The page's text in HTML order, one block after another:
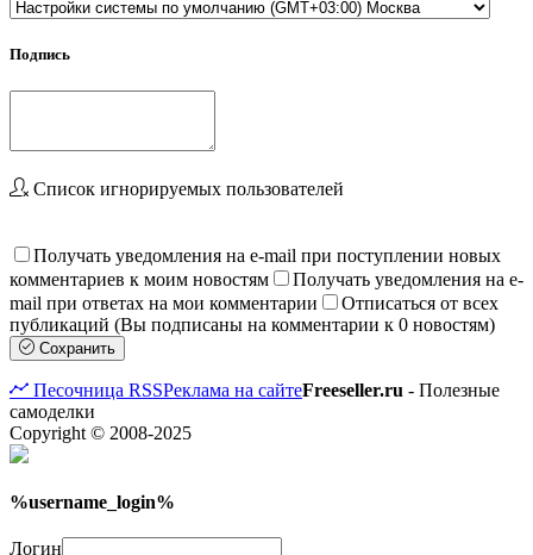
Подпись
Список игнорируемых пользователей
Получать уведомления на e-mail при поступлении новых
комментариев к моим новостям
Получать уведомления на e-
mail при ответах на мои комментарии
Отписаться от всех
публикаций (Вы подписаны на комментарии к 0 новостям)
Сохранить
Песочница RSSРеклама на сайтеFreeseller.ru - Полезные
самоделки
Copyright © 2008-2025
%username_login%
Логин